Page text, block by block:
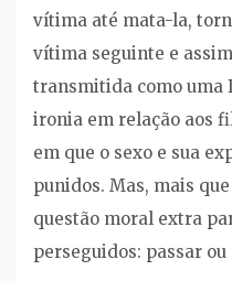
vítima até mata-la,
vítima seguinte e
transmitida como uma
ironia em relação aos
em que o sexo e sua
punidos. Mas, mais
questão moral extra
perseguidos: passar